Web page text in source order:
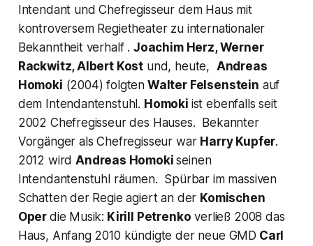
Intendant und Chefregisseur dem Haus mit
kontroversem Regietheater zu internationaler
Bekanntheit verhalf . Joachim Herz, Werner
Rackwitz, Albert Kost und, heute, Andreas
Homoki (2004) folgten Walter Felsenstein auf
dem Intendantenstuhl. Homoki ist ebenfalls seit
2002 Chefregisseur des Hauses. Bekannter
Vorgänger als Chefregisseur war Harry Kupfer.
2012 wirdAndreas Homokiseinen
Intendantenstuhl räumen. Spürbar im massiven
Schatten der Regie agiert an der Komischen
Oper die Musik: Kirill Petrenko verließ 2008 das
Haus, Anfang 2010 kündigte der neue GMD Carl